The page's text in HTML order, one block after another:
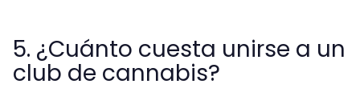
5. ¿Cuánto cuesta unirse a un
club de cannabis?